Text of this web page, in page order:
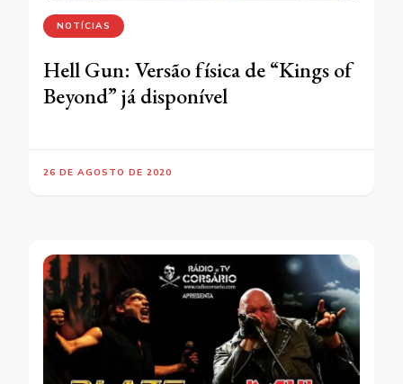
NOTÍCIAS
Hell Gun: Versão física de “Kings of
Beyond” já disponível
26 DE AGOSTO DE 2020